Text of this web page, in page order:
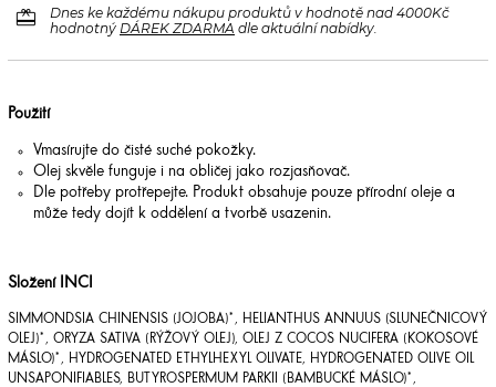
redeem
Dnes ke každému nákupu produktů v hodnotě nad 4000Kč
hodnotný DÁREK ZDARMA dle aktuální nabídky.
Použití
Vmasírujte do čisté suché pokožky.
Olej skvěle funguje i na obličej jako rozjasňovač.
Dle potřeby protřepejte. Produkt obsahuje pouze přírodní oleje a
může tedy dojít k oddělení a tvorbě usazenin.
Složení INCI
SIMMONDSIA CHINENSIS (JOJOBA)*, HELIANTHUS ANNUUS (SLUNEČNICOVÝ
OLEJ)*, ORYZA SATIVA (RÝŽOVÝ OLEJ), OLEJ Z COCOS NUCIFERA (KOKOSOVÉ
MÁSLO)*, HYDROGENATED ETHYLHEXYL OLIVATE, HYDROGENATED OLIVE OIL
UNSAPONIFIABLES, BUTYROSPERMUM PARKII (BAMBUCKÉ MÁSLO)*,